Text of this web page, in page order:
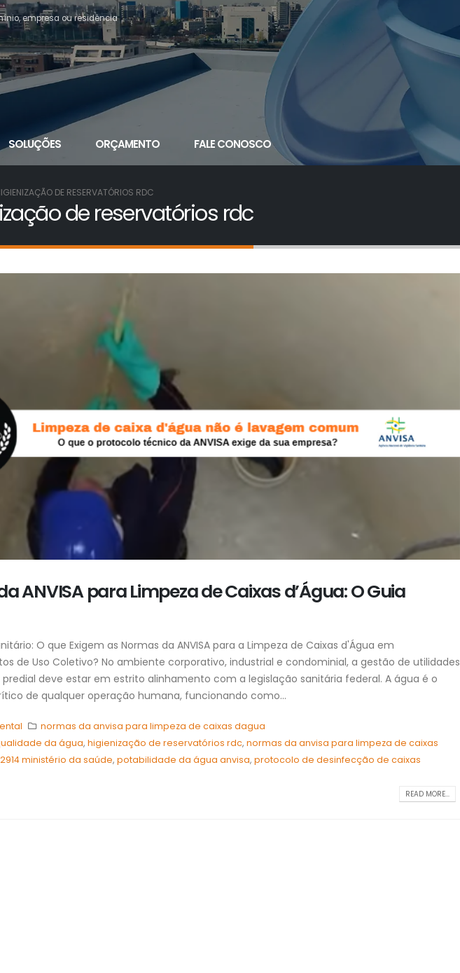
empresa ou residência
SOLUÇÕES ORÇAMENTO FALE CONOSCO
DE RESERVATÓRIOS RDC
de reservatórios rdc
ANVISA para Limpeza de Caixas d’Água: O Guia
O que Exigem as Normas da ANVISA para a Limpeza de Caixas d'Água em
de Uso Coletivo? No ambiente corporativo, industrial e condominial, a gestão de utilidades
deve estar em estrito alinhamento com a legislação sanitária federal. A água é o
de qualquer operação humana, funcionando como...
normas da anvisa para limpeza de caixas dagua
da água, higienização de reservatórios rdc, normas da anvisa para limpeza de caixas
ministério da saúde, potabilidade da água anvisa, protocolo de desinfecção de caixas
READ MORE...